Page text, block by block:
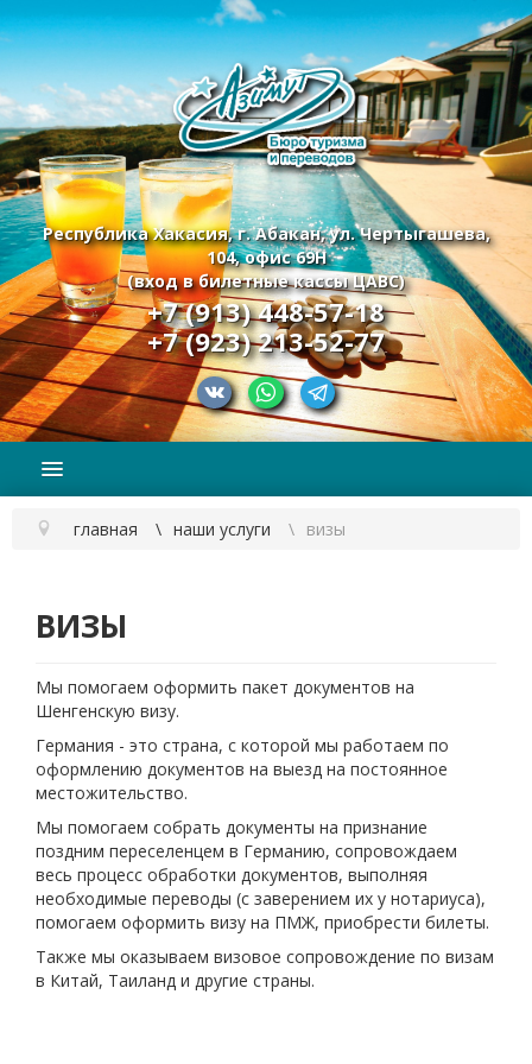
Республика Хакасия, г. Абакан, ул. Чертыгашева,
104, офис 69Н
(вход в билетные кассы ЦАВС)
+7 (913) 448-57-18
+7 (923) 213-52-77
главная наши услуги визы
ВИЗЫ
Мы помогаем оформить пакет документов на
Шенгенскую визу.
Германия - это страна, с которой мы работаем по
оформлению документов на выезд на постоянное
местожительство.
Мы помогаем собрать документы на признание
поздним переселенцем в Германию, сопровождаем
весь процесс обработки документов, выполняя
необходимые переводы (с заверением их у нотариуса),
помогаем оформить визу на ПМЖ, приобрести билеты.
Также мы оказываем визовое сопровождение по визам
в Китай, Таиланд и другие страны.